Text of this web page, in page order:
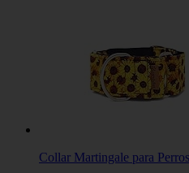
Collar Martingale para